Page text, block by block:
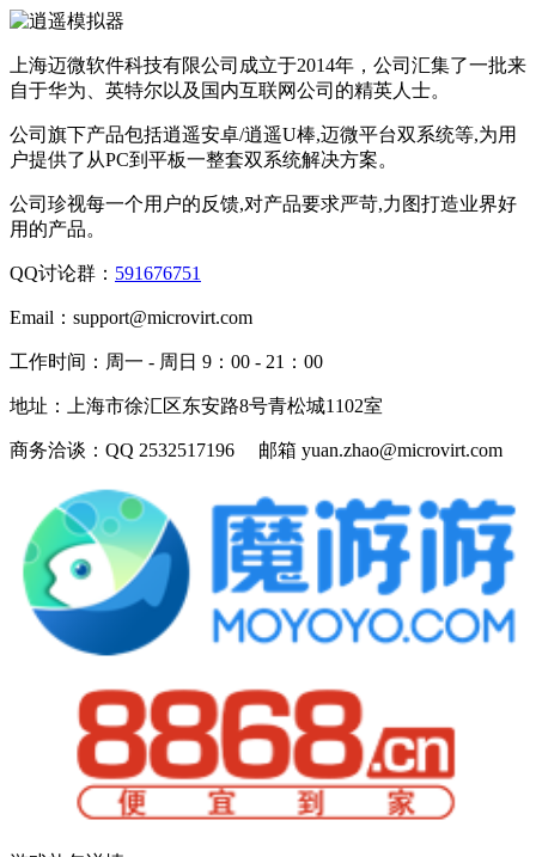
上海迈微软件科技有限公司成立于2014年，公司汇集了一批来
自于华为、英特尔以及国内互联网公司的精英人士。
公司旗下产品包括逍遥安卓/逍遥U棒,迈微平台双系统等,为用
户提供了从PC到平板一整套双系统解决方案。
公司珍视每一个用户的反馈,对产品要求严苛,力图打造业界好
用的产品。
QQ讨论群： 591676751
Email： support@microvirt.com
工作时间： 周一 - 周日 9：00 - 21：00
地址： 上海市徐汇区东安路8号青松城1102室
商务洽谈： QQ 2532517196 邮箱 yuan.zhao@microvirt.com